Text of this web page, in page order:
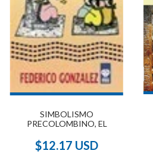
SIMBOLISMO
PRECOLOMBINO, EL
$12.17 USD